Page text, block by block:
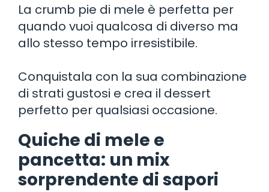
La crumb pie di mele è perfetta per
quando vuoi qualcosa di diverso ma
allo stesso tempo irresistibile.
Conquistala con la sua combinazione
di strati gustosi e crea il dessert
perfetto per qualsiasi occasione.
Quiche di mele e
pancetta: un mix
sorprendente di sapori